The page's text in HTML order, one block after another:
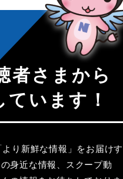
います！
り新鮮な情報」をお届けす
身近な情報、スクープ動